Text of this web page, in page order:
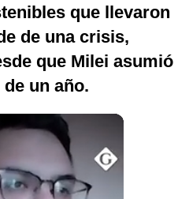
que llevaron
de una crisis,
que Milei asumió
un año.